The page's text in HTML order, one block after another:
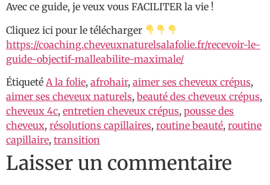
Avec ce guide, je veux vous FACILITER la vie !
Cliquez ici pour le télécharger
https://coaching.cheveuxnaturelsalafolie.fr/recevoir-le-
guide-objectif-malleabilite-maximale/
Étiqueté A la folie, afrohair, aimer ses cheveux crépus,
aimer ses cheveux naturels, beauté des cheveux crépus,
cheveux 4c, entretien cheveux crépus, pousse des
cheveux, résolutions capillaires, routine beauté, routine
capillaire, transition
Laisser un commentaire